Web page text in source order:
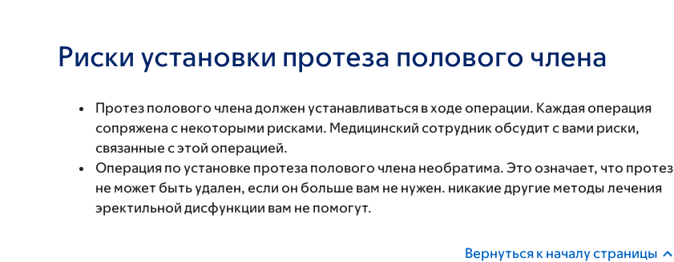
Риски установки протеза полового члена
Протез полового члена должен устанавливаться в ходе операции. Каждая операция
сопряжена с некоторыми рисками. Медицинский сотрудник обсудит с вами риски,
связанные с этой операцией.
Операция по установке протеза полового члена необратима. Это означает, что протез
не может быть удален, если он больше вам не нужен. никакие другие методы лечения
эректильной дисфункции вам не помогут.
Вернуться к началу страницы